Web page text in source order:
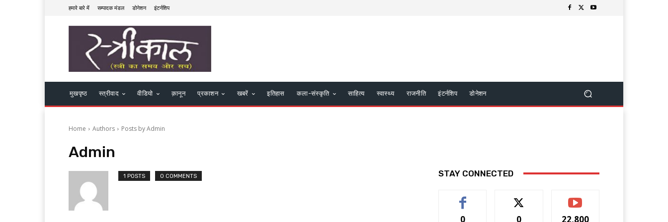
हमारे बारे में सम्पादक मंडल डोनेशन इंटर्नशिप
मुखपृष्ठ स्त्रीवाद वीडियो क़ानून प्रकाशन खबरें इतिहास कला-संस्कृति साहित्य स्वास्थ्य राजनीति इंटर्नशिप डोनेशन
Home Authors Posts by Admin
Admin
1 POSTS 0 COMMENTS STAY CONNECTED
0 0 22,800